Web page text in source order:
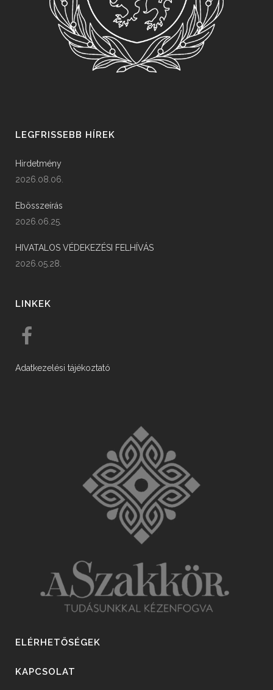
LEGFRISSEBB HÍREK
Hirdetmény
2026.08.06.
Ebösszeírás
2026.06.25.
HIVATALOS VÉDEKEZÉSI FELHÍVÁS
2026.05.28.
LINKEK
Adatkezelési tájékoztató
ELÉRHETŐSÉGEK
KAPCSOLAT